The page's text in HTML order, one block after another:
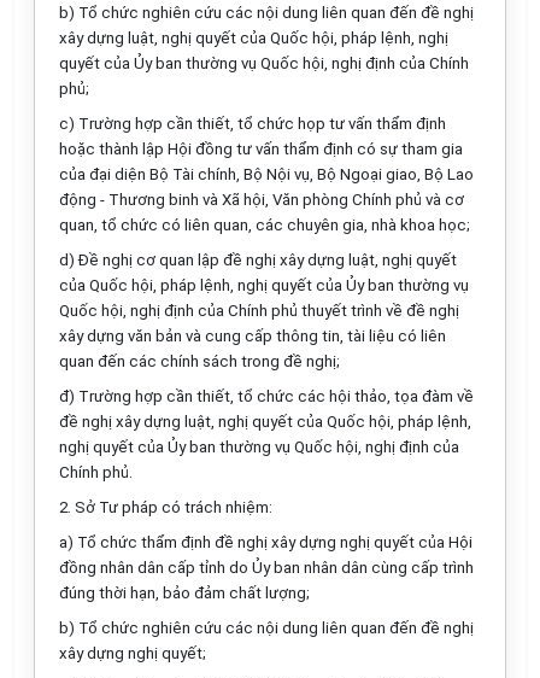
b) Tổ chức nghiên cứu các nội dung liên quan đến đề nghị
xây dựng luật, nghị quyết của Quốc hội, pháp lệnh, nghị
quyết của Ủy ban thường vụ Quốc hội, nghị định của Chính
phủ;
c) Trường hợp cần thiết, tổ chức họp tư vấn thẩm định
hoặc thành lập Hội đồng tư vấn thẩm định có sự tham gia
của đại diện Bộ Tài chính, Bộ Nội vụ, Bộ Ngoại giao, Bộ Lao
động - Thương binh và Xã hội, Văn phòng Chính phủ và cơ
quan, tổ chức có liên quan, các chuyên gia, nhà khoa học;
d) Đề nghị cơ quan lập đề nghị xây dựng luật, nghị quyết
của Quốc hội, pháp lệnh, nghị quyết của Ủy ban thường vụ
Quốc hội, nghị định của Chính phủ thuyết trình về đề nghị
xây dựng văn bản và cung cấp thông tin, tài liệu có liên
quan đến các chính sách trong đề nghị;
đ) Trường hợp cần thiết, tổ chức các hội thảo, tọa đàm về
đề nghị xây dựng luật, nghị quyết của Quốc hội, pháp lệnh,
nghị quyết của Ủy ban thường vụ Quốc hội, nghị định của
Chính phủ.
2. Sở Tư pháp có trách nhiệm:
a) Tổ chức thẩm định đề nghị xây dựng nghị quyết của Hội
đồng nhân dân cấp tỉnh do Ủy ban nhân dân cùng cấp trình
đúng thời hạn, bảo đảm chất lượng;
b) Tổ chức nghiên cứu các nội dung liên quan đến đề nghị
xây dựng nghị quyết;